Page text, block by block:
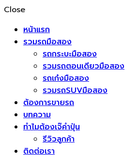
Close
หน้าแรก
รวมรถมือสอง
รถกระบะมือสอง
รวมรถตอนเดียวมือสอง
รถเก๋งมือสอง
รวมรถSUVมือสอง
ต้องการขายรถ
บทความ
ทำไมต้องเจ๊คำปุ่น
รีวิวลูกค้า
ติดต่อเรา